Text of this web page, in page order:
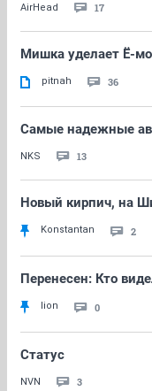
AirHead 17
Мишка уделает Ё-
pitnah 36
Самые надежные
NKS 13
Новый кирпич, на
Konstantan 2
Перенесен: Кто
lion 0
Статус
NVN 3